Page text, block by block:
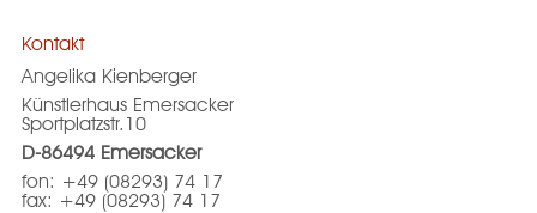
Kontakt
Angelika Kienberger
Künstlerhaus Emersacker
Sportplatzstr.10
D-86494 Emersacker
fon: +49 (08293) 74 17
fax: +49 (08293) 74 17